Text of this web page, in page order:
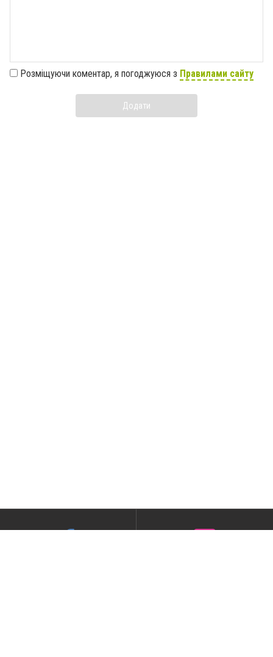
Розміщуючи коментар, я погоджуюся з Правилами сайту
Додати